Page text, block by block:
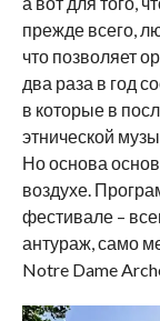
прежде всего,
что позволяет
два раза в год
в которые в
этнической
Но основа основ
воздухе.
фестивале –
антураж, само
Notre Dame